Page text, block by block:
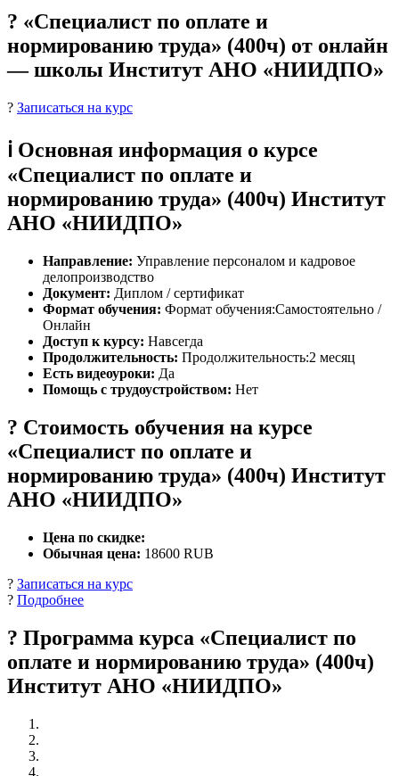
? «Специалист по оплате и
нормированию труда» (400ч) от онлайн
— школы Институт АНО «НИИДПО»
? Записаться на курс
ℹ️ Основная информация о курсе
«Специалист по оплате и
нормированию труда» (400ч) Институт
АНО «НИИДПО»
Направление: Управление персоналом и кадровое
делопроизводство
Документ: Диплом / сертификат
Формат обучения: Формат обучения:Самостоятельно /
Онлайн
Доступ к курсу: Навсегда
Продолжительность: Продолжительность:2 месяц
Есть видеоуроки: Да
Помощь с трудоустройством: Нет
? Стоимость обучения на курсе
«Специалист по оплате и
нормированию труда» (400ч) Институт
АНО «НИИДПО»
Цена по скидке:
Обычная цена: 18600 RUB
? Записаться на курс
? Подробнее
? Программа курса «Специалист по
оплате и нормированию труда» (400ч)
Институт АНО «НИИДПО»